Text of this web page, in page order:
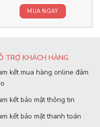
MUA NGAY
TRỢ KHÁCH HÀNG
kết mua hàng online đảm
kết bảo mật thông tin
kết bảo mật thanh toán